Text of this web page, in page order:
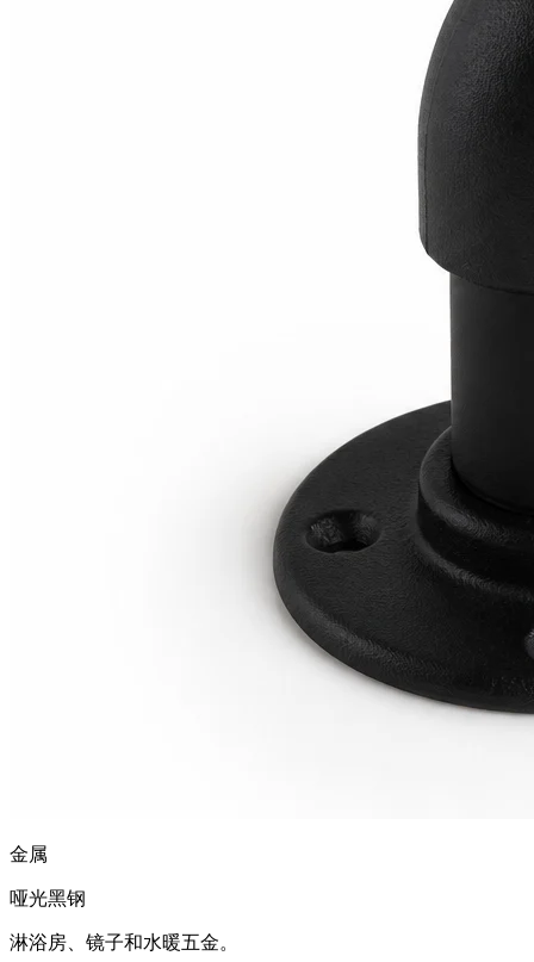
金属
哑光黑钢
淋浴房、镜子和水暖五金。